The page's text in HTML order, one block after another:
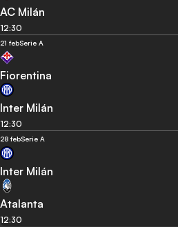
AC Milán
12:30
21 febSerie A
Fiorentina
Inter Milán
12:30
28 febSerie A
Inter Milán
Atalanta
12:30